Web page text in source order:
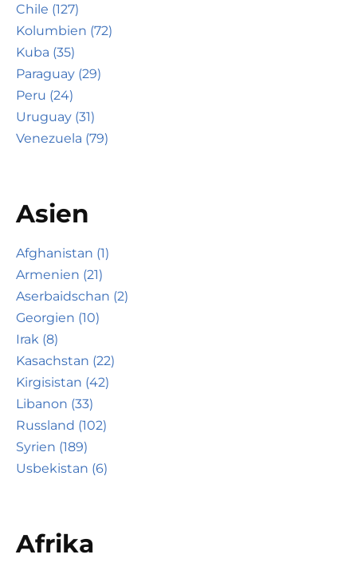
Chile (127)
Kolumbien (72)
Kuba (35)
Paraguay (29)
Peru (24)
Uruguay (31)
Venezuela (79)
Asien
Afghanistan (1)
Armenien (21)
Aserbaidschan (2)
Georgien (10)
Irak (8)
Kasachstan (22)
Kirgisistan (42)
Libanon (33)
Russland (102)
Syrien (189)
Usbekistan (6)
Afrika